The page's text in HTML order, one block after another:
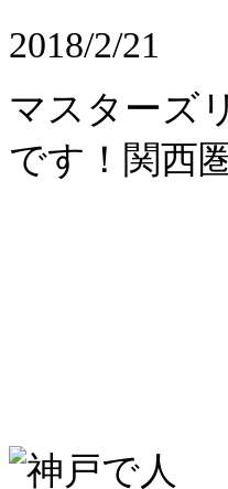
2018/2/21
マスターズ
です！関西